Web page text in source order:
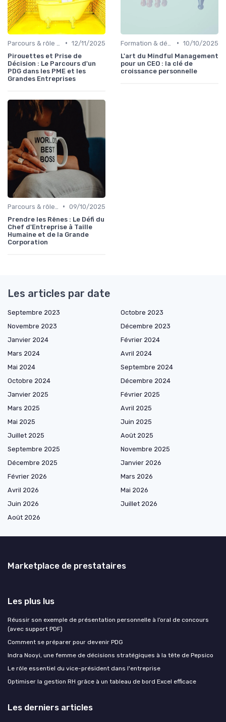
• 12/11/2025
Pirouettes et Prise de
Décision : Le Parcours d'un
PDG dans les PME et les
Grandes Entreprises
• 10/10/2025
L'art du Mindful Management
pour un CEO : la clé de
croissance personnelle
• 09/10/2025
Prendre les Rênes : Le Défi du
Chef d'Entreprise à Taille
Humaine et de la Grande
Corporation
Les articles par date
Septembre 2023
Octobre 2023
Novembre 2023
Décembre 2023
Janvier 2024
Février 2024
Mars 2024
Avril 2024
Mai 2024
Septembre 2024
Octobre 2024
Décembre 2024
Janvier 2025
Février 2025
Mars 2025
Avril 2025
Mai 2025
Juin 2025
Juillet 2025
Août 2025
Septembre 2025
Novembre 2025
Décembre 2025
Janvier 2026
Février 2026
Mars 2026
Avril 2026
Mai 2026
Juin 2026
Juillet 2026
Août 2026
Marketplace de prestataires
Les plus lus
Réussir son exemple de présentation personnelle à l’oral de concours
(avec support PDF)
Comment se préparer pour devenir PDG
Indra Nooyi, une femme de décisions stratégiques à la tête de Pepsico
Le rôle essentiel du vice-président dans l'entreprise
Optimiser la gestion RH grâce à un tableau de bord Excel efficace
Les derniers articles